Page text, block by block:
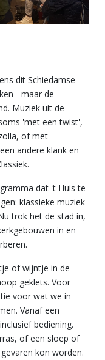
dit Schiedamse
- maar de
Muziek uit de
'met een twist',
of met
andere klank en
dat 't Huis te
klassieke muziek
trok het de stad in,
in en
of wijntje in de
geklets. Voor
voor wat we in
Vanaf een
bediening.
of een sloep of
kon worden.